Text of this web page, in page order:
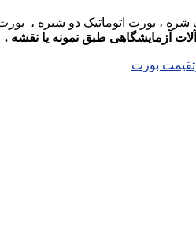
، بورت اتوماتیک دو شیره ،
آزمایشگاهی طبق نمونه یا نقشه .
قیمت بورت